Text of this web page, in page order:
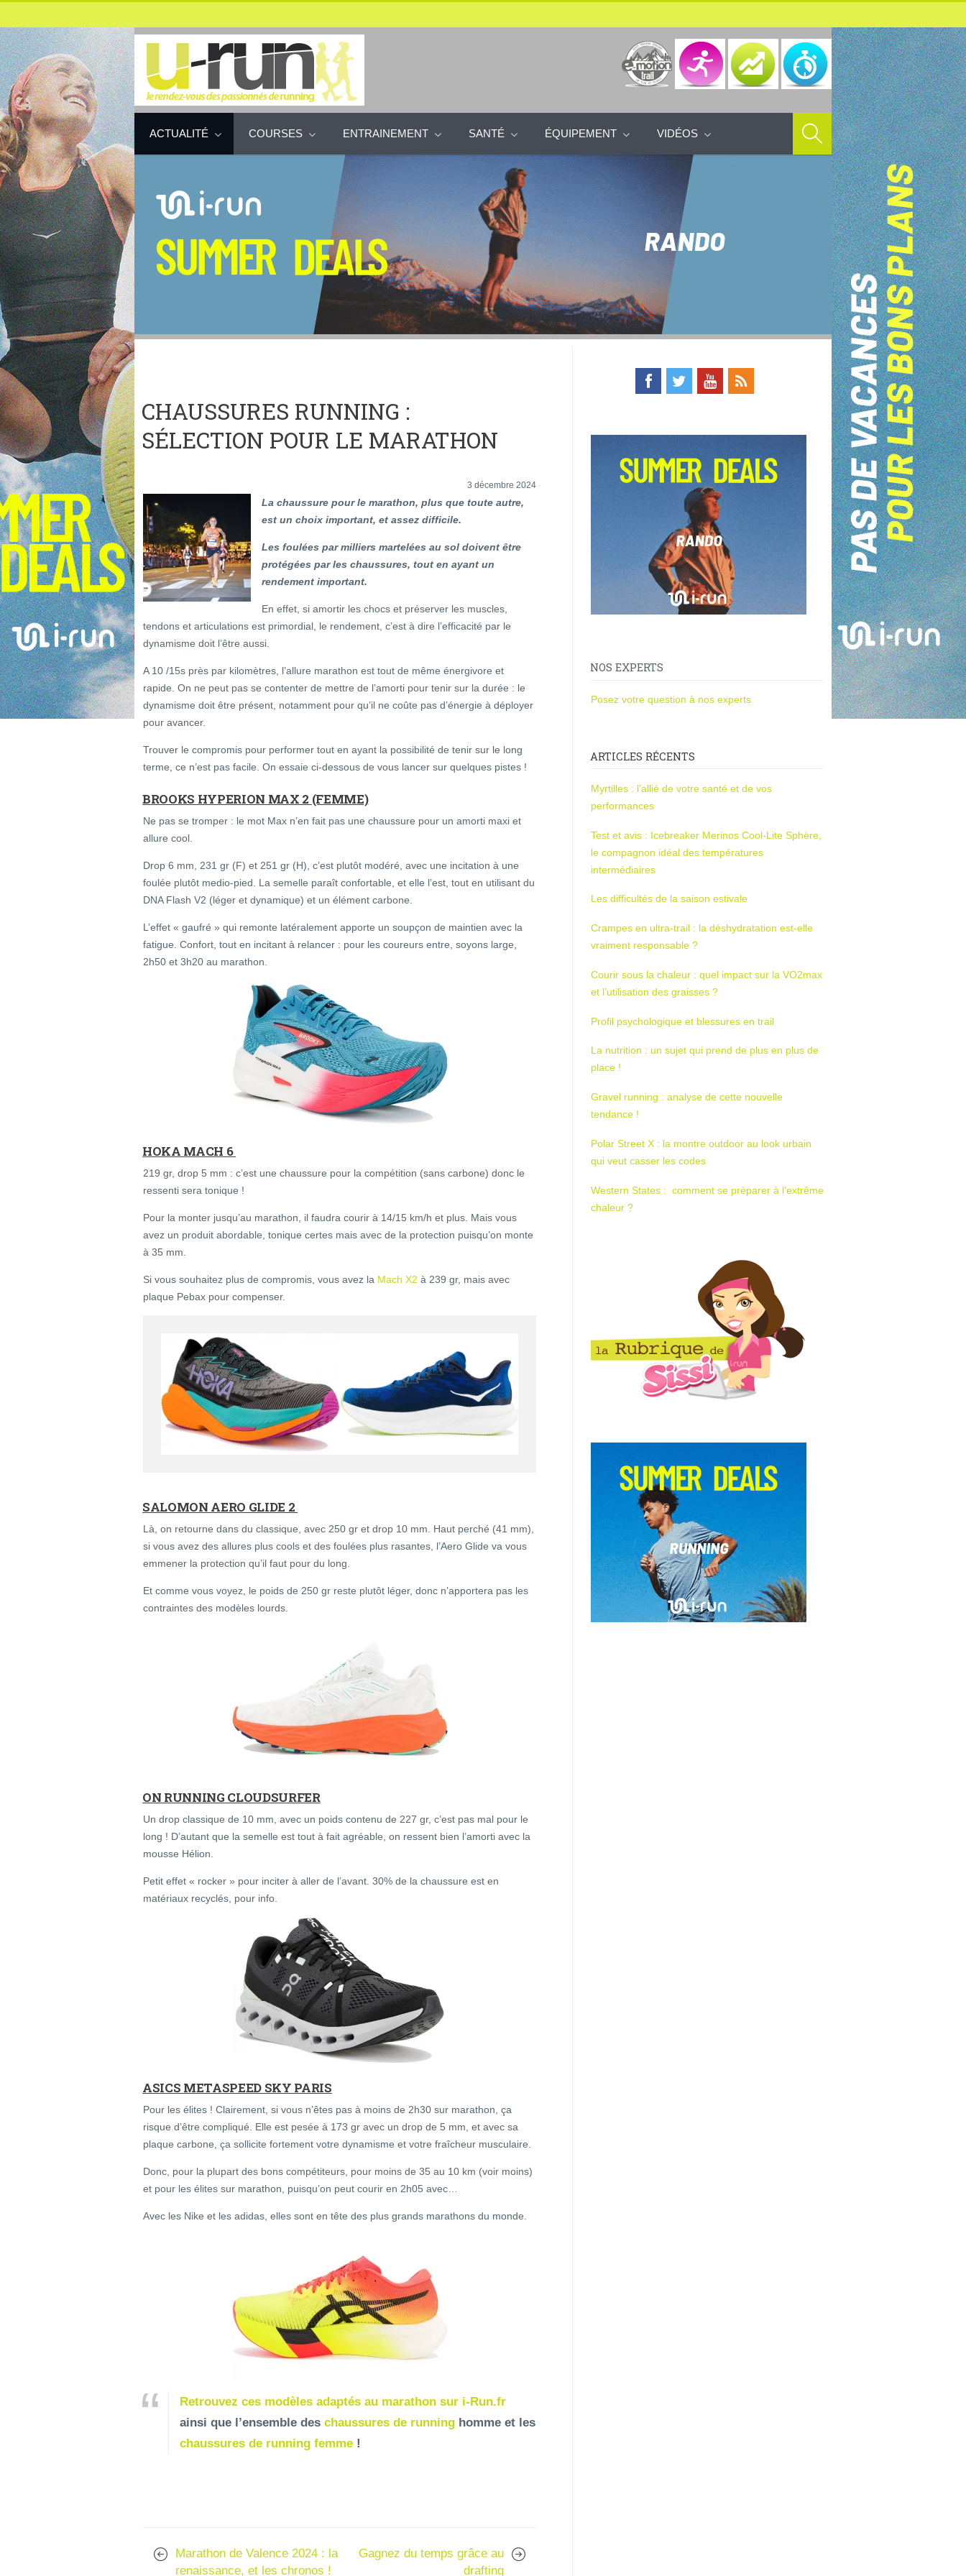
ACTUALITÉ COURSES ENTRAINEMENT SANTÉ ÉQUIPEMENT VIDÉOS
CHAUSSURES RUNNING :
SÉLECTION POUR LE MARATHON
3 décembre 2024
La chaussure pour le marathon, plus que toute autre,
est un choix important, et assez difficile.
Les foulées par milliers martelées au sol doivent être
protégées par les chaussures, tout en ayant un
rendement important.
En effet, si amortir les chocs et préserver les muscles,
tendons et articulations est primordial, le rendement, c’est à dire l’efficacité par le
dynamisme doit l’être aussi.
A 10 /15s près par kilomètres, l’allure marathon est tout de même énergivore et
rapide. On ne peut pas se contenter de mettre de l’amorti pour tenir sur la durée : le
dynamisme doit être présent, notamment pour qu’il ne coûte pas d’énergie à déployer
pour avancer.
Trouver le compromis pour performer tout en ayant la possibilité de tenir sur le long
terme, ce n’est pas facile. On essaie ci-dessous de vous lancer sur quelques pistes !
BROOKS HYPERION MAX 2 (FEMME)
Ne pas se tromper : le mot Max n’en fait pas une chaussure pour un amorti maxi et
allure cool.
Drop 6 mm, 231 gr (F) et 251 gr (H), c’est plutôt modéré, avec une incitation à une
foulée plutôt medio-pied. La semelle paraît confortable, et elle l’est, tout en utilisant du
DNA Flash V2 (léger et dynamique) et un élément carbone.
L’effet « gaufré » qui remonte latéralement apporte un soupçon de maintien avec la
fatigue. Confort, tout en incitant à relancer : pour les coureurs entre, soyons large,
2h50 et 3h20 au marathon.
HOKA MACH 6
219 gr, drop 5 mm : c’est une chaussure pour la compétition (sans carbone) donc le
ressenti sera tonique !
Pour la monter jusqu’au marathon, il faudra courir à 14/15 km/h et plus. Mais vous
avez un produit abordable, tonique certes mais avec de la protection puisqu’on monte
à 35 mm.
Si vous souhaitez plus de compromis, vous avez la Mach X2 à 239 gr, mais avec
plaque Pebax pour compenser.
SALOMON AERO GLIDE 2
Là, on retourne dans du classique, avec 250 gr et drop 10 mm. Haut perché (41 mm),
si vous avez des allures plus cools et des foulées plus rasantes, l’Aero Glide va vous
emmener la protection qu’il faut pour du long.
Et comme vous voyez, le poids de 250 gr reste plutôt léger, donc n’apportera pas les
contraintes des modèles lourds.
ON RUNNING CLOUDSURFER
Un drop classique de 10 mm, avec un poids contenu de 227 gr, c’est pas mal pour le
long ! D’autant que la semelle est tout à fait agréable, on ressent bien l’amorti avec la
mousse Hélion.
Petit effet « rocker » pour inciter à aller de l’avant. 30% de la chaussure est en
matériaux recyclés, pour info.
ASICS METASPEED SKY PARIS
Pour les élites ! Clairement, si vous n’êtes pas à moins de 2h30 sur marathon, ça
risque d’être compliqué. Elle est pesée à 173 gr avec un drop de 5 mm, et avec sa
plaque carbone, ça sollicite fortement votre dynamisme et votre fraîcheur musculaire.
Donc, pour la plupart des bons compétiteurs, pour moins de 35 au 10 km (voir moins)
et pour les élites sur marathon, puisqu’on peut courir en 2h05 avec…
Avec les Nike et les adidas, elles sont en tête des plus grands marathons du monde.
Retrouvez ces modèles adaptés au marathon sur i-Run.fr
ainsi que l’ensemble des chaussures de running homme et les
chaussures de running femme !
Marathon de Valence 2024 : la
renaissance, et les chronos !
Gagnez du temps grâce au
drafting
NOS EXPERTS
Posez votre question à nos experts
ARTICLES RÉCENTS
Myrtilles : l’allié de votre santé et de vos
performances
Test et avis : Icebreaker Merinos Cool-Lite Sphère,
le compagnon idéal des températures
intermédiaires
Les difficultés de la saison estivale
Crampes en ultra-trail : la déshydratation est-elle
vraiment responsable ?
Courir sous la chaleur : quel impact sur la VO2max
et l’utilisation des graisses ?
Profil psychologique et blessures en trail
La nutrition : un sujet qui prend de plus en plus de
place !
Gravel running : analyse de cette nouvelle
tendance !
Polar Street X : la montre outdoor au look urbain
qui veut casser les codes
Western States : comment se préparer à l’extrême
chaleur ?